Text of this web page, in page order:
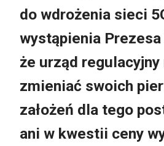
do wdrożenia sieci
wystąpienia Prezesa
że urząd
zmieniać swoich
założeń dla tego
ani w kwestii ceny